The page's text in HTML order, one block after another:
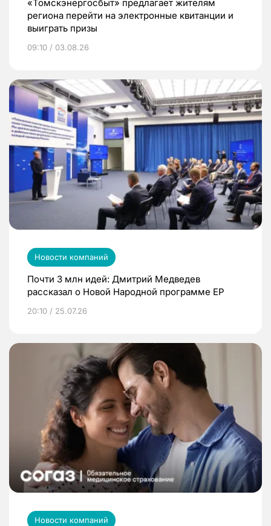
«Томскэнергосбыт» предлагает жителям
региона перейти на электронные квитанции и
выиграть призы
09:10 / 03.08.26
Новости компаний
Почти 3 млн идей: Дмитрий Медведев
рассказал о Новой Народной программе ЕР
20:10 / 25.07.26
Новости компаний